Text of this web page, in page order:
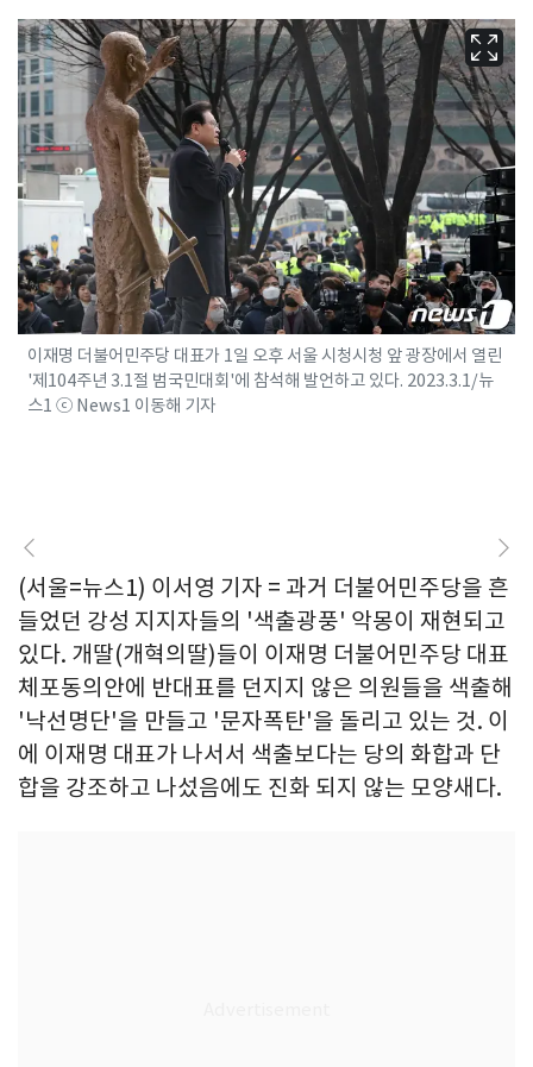
이재명 더불어민주당 대표가 1일 오후 서울 시청시청 앞 광장에서 열린
'제104주년 3.1절 범국민대회'에 참석해 발언하고 있다. 2023.3.1/뉴
스1 ⓒ News1 이동해 기자
(서울=뉴스1) 이서영 기자 = 과거 더불어민주당을 흔
들었던 강성 지지자들의 '색출광풍' 악몽이 재현되고
있다. 개딸(개혁의딸)들이 이재명 더불어민주당 대표
체포동의안에 반대표를 던지지 않은 의원들을 색출해
'낙선명단'을 만들고 '문자폭탄'을 돌리고 있는 것. 이
에 이재명 대표가 나서서 색출보다는 당의 화합과 단
합을 강조하고 나섰음에도 진화 되지 않는 모양새다.